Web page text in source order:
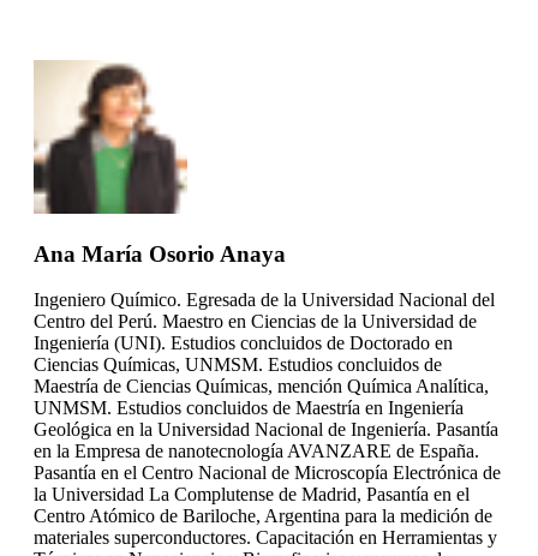
Ana María Osorio Anaya
Ingeniero Químico. Egresada de la Universidad Nacional del
Centro del Perú. Maestro en Ciencias de la Universidad de
Ingeniería (UNI). Estudios concluidos de Doctorado en
Ciencias Químicas, UNMSM. Estudios concluidos de
Maestría de Ciencias Químicas, mención Química Analítica,
UNMSM. Estudios concluidos de Maestría en Ingeniería
Geológica en la Universidad Nacional de Ingeniería. Pasantía
en la Empresa de nanotecnología AVANZARE de España.
Pasantía en el Centro Nacional de Microscopía Electrónica de
la Universidad La Complutense de Madrid, Pasantía en el
Centro Atómico de Bariloche, Argentina para la medición de
materiales superconductores. Capacitación en Herramientas y